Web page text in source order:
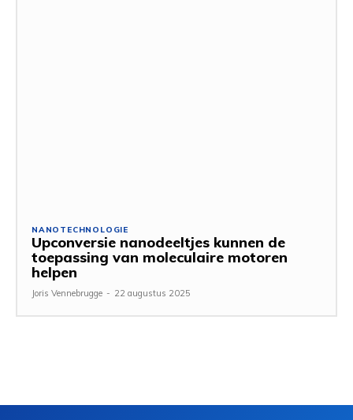
NANOTECHNOLOGIE
Upconversie nanodeeltjes kunnen de
toepassing van moleculaire motoren
helpen
Joris Vennebrugge - 22 augustus 2025